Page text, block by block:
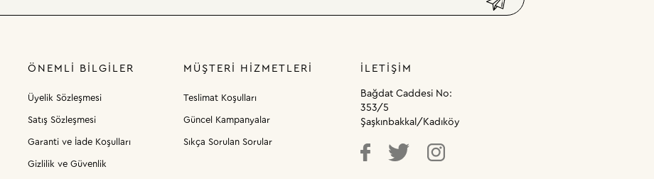
ÖNEMLI BILGILER
Üyelik Sözleşmesi
Satış Sözleşmesi
Garanti ve İade Koşulları
Gizlilik ve Güvenlik
MÜŞTERI HIZMETLERI
Teslimat Koşulları
Güncel Kampanyalar
Sıkça Sorulan Sorular
İLETIŞIM
Bağdat Caddesi No:
353/5
Şaşkınbakkal/Kadıköy